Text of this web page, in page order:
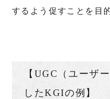
するよう促すことを目
【UGC（ユーザ
したKGIの例】